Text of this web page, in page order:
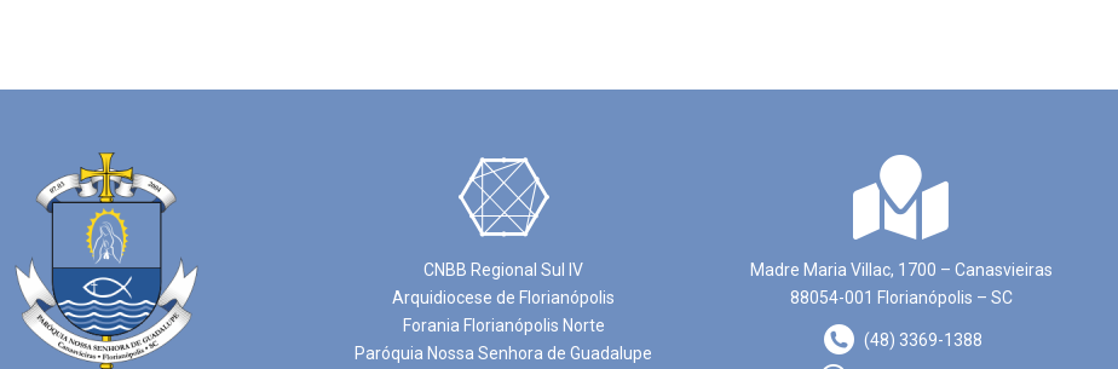
CNBB Regional Sul IV
Arquidiocese de Florianópolis
Forania Florianópolis Norte
Paróquia Nossa Senhora de Guadalupe
Madre Maria Villac, 1700 – Canasvieiras
88054-001 Florianópolis – SC
(48) 3369-1388